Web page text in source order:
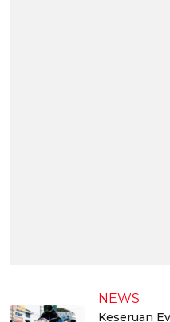
NEWS
Keseruan